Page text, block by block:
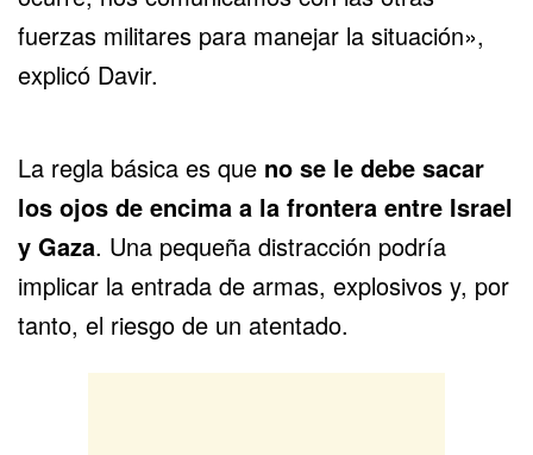
fuerzas militares para manejar la situación»,
explicó Davir.
La regla básica es que no se le debe sacar
los ojos de encima a la frontera entre Israel
y Gaza. Una pequeña distracción podría
implicar la entrada de armas, explosivos y, por
tanto, el riesgo de un atentado.